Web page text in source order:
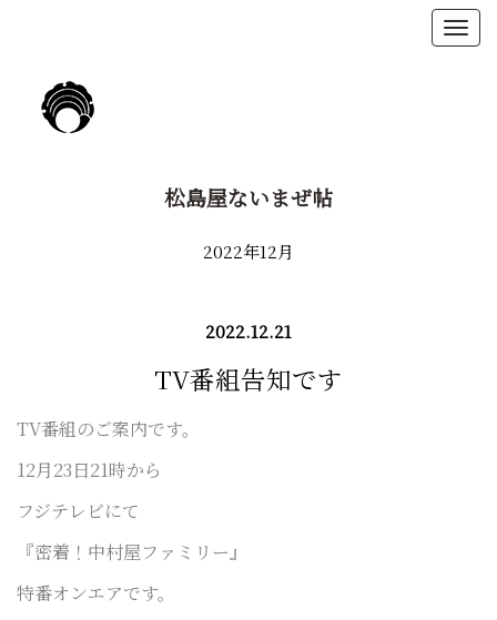
松島屋ないまぜ帖
2022年12月
2022.12.21
TV番組告知です
TV番組のご案内です。
12月23日21時から
フジテレビにて
『密着！中村屋ファミリー』
特番オンエアです。